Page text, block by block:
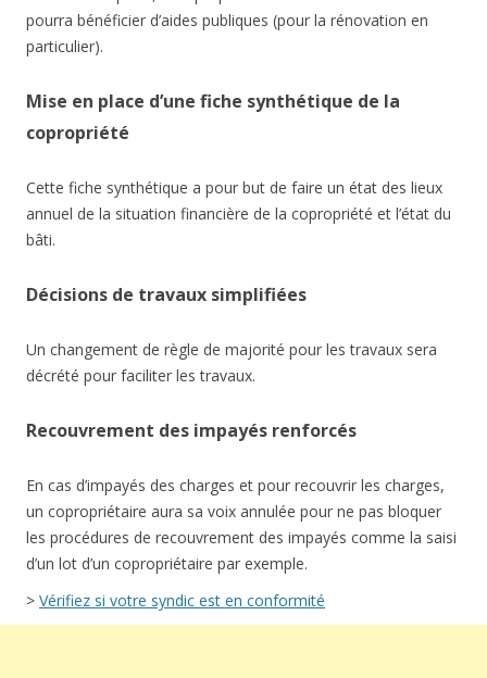
pourra bénéficier d’aides publiques (pour la rénovation en
particulier).
Mise en place d’une fiche synthétique de la
copropriété
Cette fiche synthétique a pour but de faire un état des lieux
annuel de la situation financière de la copropriété et l’état du
bâti.
Décisions de travaux simplifiées
Un changement de règle de majorité pour les travaux sera
décrété pour faciliter les travaux.
Recouvrement des impayés renforcés
En cas d’impayés des charges et pour recouvrir les charges,
un copropriétaire aura sa voix annulée pour ne pas bloquer
les procédures de recouvrement des impayés comme la saisi
d’un lot d’un copropriétaire par exemple.
> Vérifiez si votre syndic est en conformité